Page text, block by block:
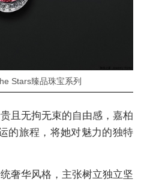
Stars臻品珠宝系列
无拘无束的自由感，嘉柏
的旅程，将她对魅力的独特
华风格，主张树立独立坚